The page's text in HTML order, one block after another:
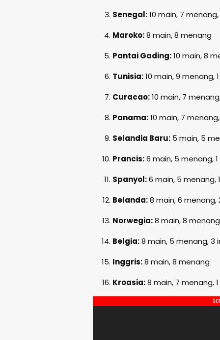
Senegal:10 main, 7
Maroko:8 main, 8 menang
Pantai Gading:10 main, 8
Tunisia:10 main, 9 menang,
Curacao:10 main, 7
Panama:10 main, 7
Selandia Baru: 5 main, 5
Prancis:6 main, 5 menang,
Spanyol:6 main, 5 menang,
Belanda:8 main, 6 menang,
Norwegia:8 main, 8 menang
Belgia:8 main, 5 menang, 3
Inggris:8 main, 8 menang
Kroasia:8 main, 7 menang,